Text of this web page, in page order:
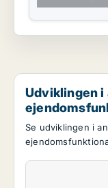
Udviklingen i
Se udviklingen i